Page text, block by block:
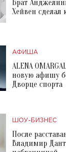
Брат
Хейвен сделал
АФИША
ALENA
новую афишу
Дворце спорта
ШОУ-БИЗНЕС
После
Владимир